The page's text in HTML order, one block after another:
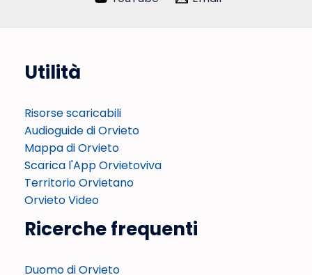
Utilità
Risorse scaricabili
Audioguide di Orvieto
Mappa di Orvieto
Scarica l'App Orvietoviva
Territorio Orvietano
Orvieto Video
Ricerche frequenti
Duomo di Orvieto